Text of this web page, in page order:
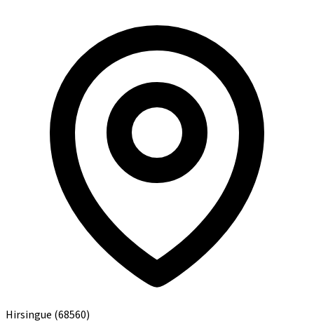
Hirsingue (68560)